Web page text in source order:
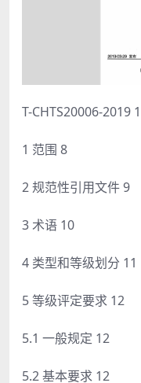
T-CHTS20006-2019 1
1 范围 8
2 规范性引用文件 9
3 术语 10
4 类型和等级划分 11
5 等级评定要求 12
5.1 一般规定 12
5.2 基本要求 12